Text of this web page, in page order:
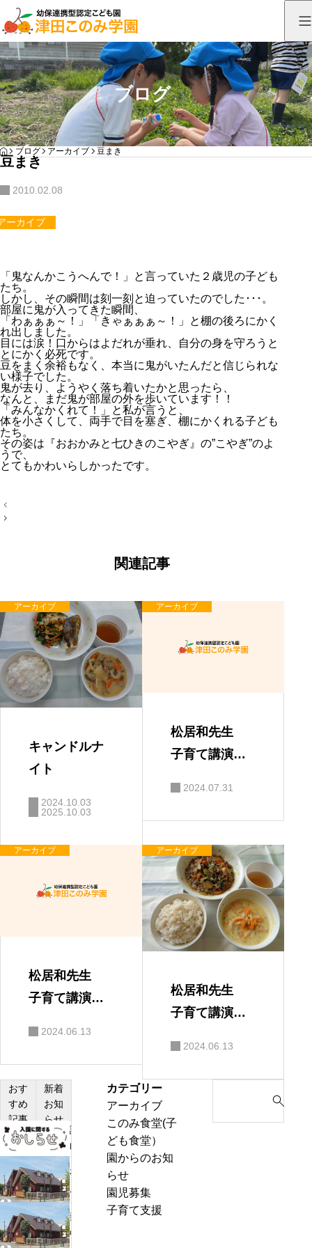
ブログ
HOME
ブログ アーカイブ 豆まき
豆まき
2010.02.08
ーカイブ
「鬼なんかこうへんで！」と言っていた２歳児の子ども
たち。
しかし、その瞬間は刻一刻と迫っていたのでした･･･。
部屋に鬼が入ってきた瞬間、
「わぁぁぁ～！」「きゃぁぁぁ～！」と棚の後ろにかく
れ出しました。
目には涙！口からはよだれが垂れ、自分の身を守ろうと
とにかく必死です。
豆をまく余裕もなく、本当に鬼がいたんだと信じられな
い様子でした。
鬼が去り、ようやく落ち着いたかと思ったら、
なんと、まだ鬼が部屋の外を歩いています！！
「みんなかくれて！」と私が言うと、
体を小さくして、両手で目を塞ぎ、棚にかくれる子ども
たち。
その姿は『おおかみと七ひきのこやぎ』の”こやぎ”のよ
うで、
とてもかわいらしかったです。
投
稿
関連記事
アーカイブ
キャンドルナ
イト
2024.10.03
2025.10.03
アーカイブ
松居和先生
子育て講演
2024.07.31
アーカイブ
松居和先生
子育て講演
2024.06.13
アーカイブ
松居和先生
子育て講演
2024.06.13
おす
すめ
記事
新着
お知
らせ
説
明
学
会
の
わ
ぱ
く
熱
中
カテゴリー
アーカイブ
このみ食堂(子
ども食堂）
園からのお知
らせ
園児募集
子育て支援
a